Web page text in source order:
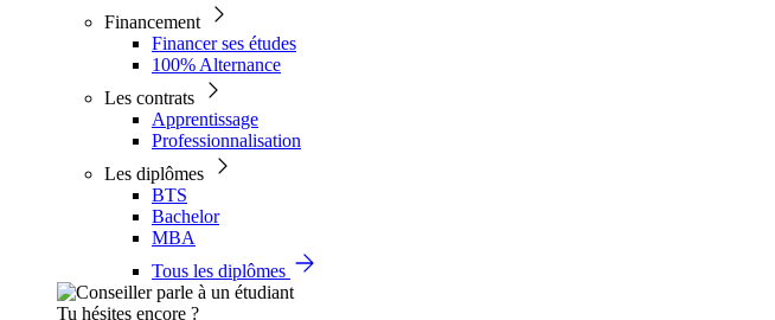
Financement
Financer ses études
100% Alternance
Les contrats
Apprentissage
Professionnalisation
Les diplômes
BTS
Bachelor
MBA
Tous les diplômes
Tu hésites encore ?